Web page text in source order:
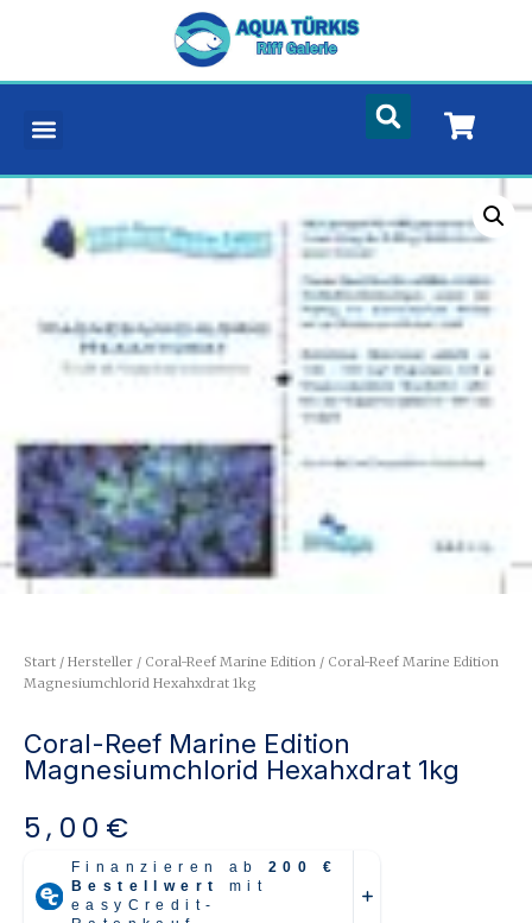
Start / Hersteller / Coral-Reef Marine Edition / Coral-Reef Marine Edition
Magnesiumchlorid Hexahxdrat 1kg
Coral-Reef Marine Edition
Magnesiumchlorid Hexahxdrat 1kg
5,00 €